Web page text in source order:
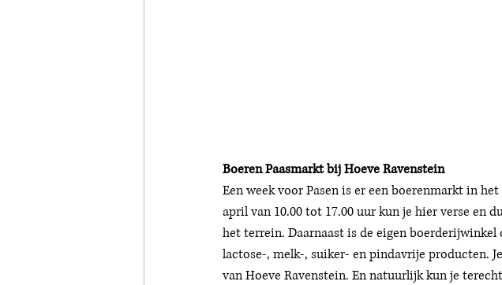
Boeren Paasmarkt bij Hoeve Ravenstein
Een week voor Pasen is er een boerenmarkt in
april van 10.00 tot 17.00 uur kun je hier verse en
het terrein. Daarnaast is de eigen boerderijwinkel
lactose-, melk-, suiker- en pindavrije producten.
van Hoeve Ravenstein. En natuurlijk kun je